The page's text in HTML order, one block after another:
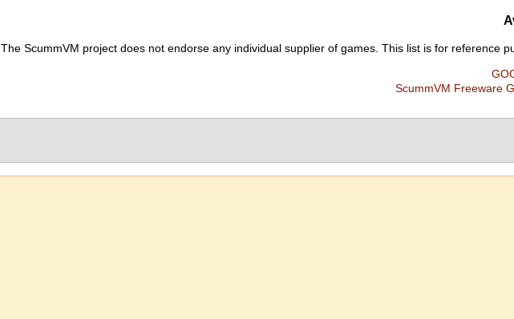
The ScummVM project does not endorse any individual supplier of games. This list is for reference
ScummVM Freeware